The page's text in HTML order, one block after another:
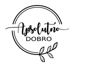
sadržaj